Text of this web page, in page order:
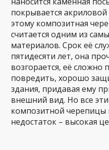
покрывается акриловой
этому композитная
считается одним из
материалов. Срок её
пятидесяти лет, она
возгорается, её сложно
повредить, хорошо
здания, придавая ему
внешний вид. Но все
композитной
недостаток – высокая